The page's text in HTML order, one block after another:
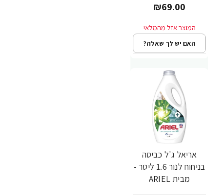
₪69.00
האם יש לך שאלה?
אריאל ג'ל כביסה
בניחוח לנור 1.6 ליטר -
מבית ARIEL